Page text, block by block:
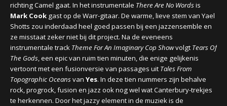
richting Camel gaat. In het instrumentale There Are No Wordsis
Mark Cook gast op de Warr-gitaar. De warme, lieve stem van Yael
Shotts zou inderdaad heel goed passen bij een jazzensemble en
ze misstaat zeker niet bij dit project. Na de eveneens
instrumentale track Theme For An Imaginary Cop Showvolgt Tears Of
The Gods, een epic van ruim tien minuten, die enige gelijkenis
vertoont met een fusionversie van passages uit Tales From
Topographic Oceansvan Yes. In deze tien nummers zijn behalve
rock, progrock, fusion en jazz ook nog wel wat Canterbury-trekjes
te herkennen. Door het jazzy element in de muziek is de